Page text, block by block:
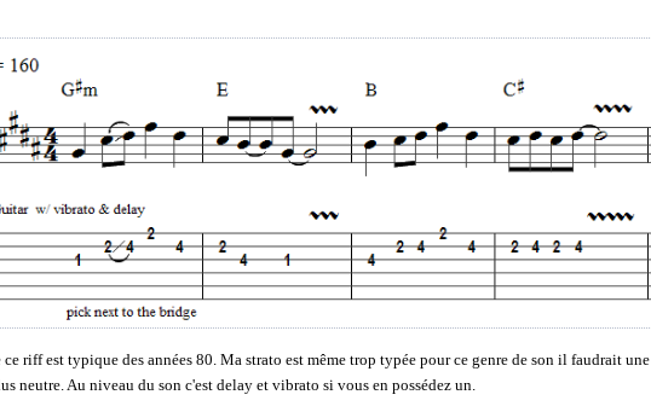
ce riff est typique des années 80. Ma strato est même trop typée pour ce genre de son il faudrait une
neutre. Au niveau du son c'est delay et vibrato si vous en possédez un.